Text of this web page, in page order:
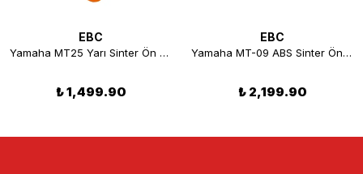
EBC
Yamaha MT25 Yarı Sinter Ön Disk Fren Balatası 2015-2021 EBC FA663V
₺ 1,499.90
EBC
Yamaha MT-09 ABS Sinter Ön Disk Fren Balatası EBC FA252HH
₺ 2,199.90